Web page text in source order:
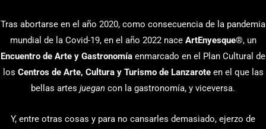
Tras abortarse en el año 2020, como consecuencia de la pandemia
mundial de la Covid-19, en el año 2022 nace ArtEnyesque®, un
Encuentro de Arte y Gastronomía enmarcado en el Plan Cultural de
los Centros de Arte, Cultura y Turismo de Lanzaroteen el que las
bellas artes juegan con la gastronomía, y viceversa.
Y, entre otras cosas y para no cansarles demasiado, ejerzo de